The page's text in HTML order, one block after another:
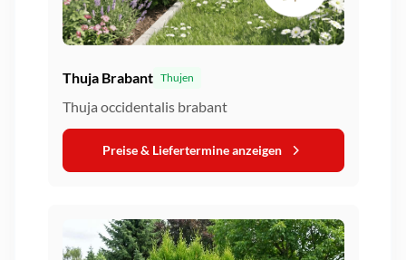
Thuja Brabant Thujen
Thuja occidentalis brabant
Preise & Liefertermine anzeigen